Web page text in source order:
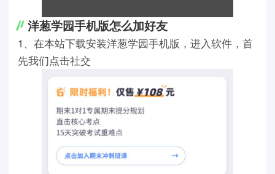
洋葱学园手机版怎么加好友
1、在本站下载安装洋葱学园手机版，进入软件，首
先我们点击社交